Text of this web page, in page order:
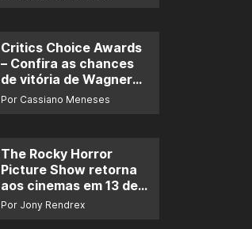
Critics Choice Awards
– Confira as chances
de vitória de Wagner
Moura e de ‘O Agente
Por Cassiano Meneses
The Rocky Horror
Picture Show retorna
aos cinemas em 13 de
novembro
Por Jony Rendrex